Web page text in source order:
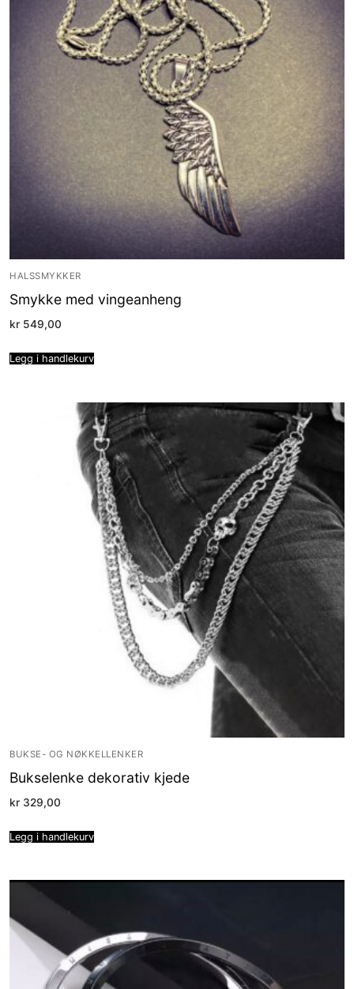
HALSSMYKKER
Smykke med vingeanheng
kr 549,00
Legg i handlekurv
BUKSE- OG NØKKELLENKER
Bukselenke dekorativ kjede
kr 329,00
Legg i handlekurv